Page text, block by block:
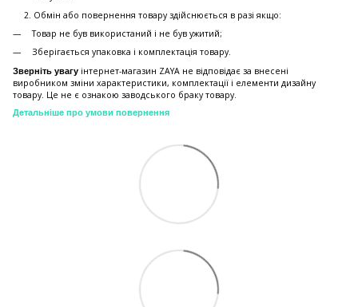
Обмiн або повернення товару здійснюється в разі якщо:
Товар не був використаний і не був ужитий;
Зберiгається упаковка і комплектація товару.
Зверніть увагу інтернет-магазин ZAYA не відповідає за внесені
виробником зміни характеристики, комплектації і елементи дизайну
товару. Це не є ознакою заводського браку товару.
Детальніше про умови повернення